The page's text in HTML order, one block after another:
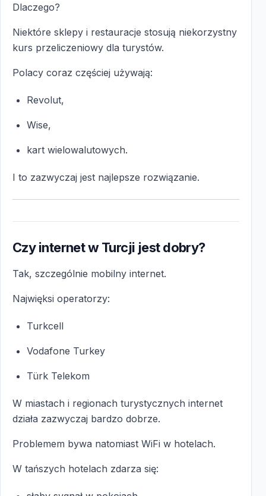
Dlaczego?
Niektóre sklepy i restauracje stosują niekorzystny
kurs przeliczeniowy dla turystów.
Polacy coraz częściej używają:
Revolut,
Wise,
kart wielowalutowych.
I to zazwyczaj jest najlepsze rozwiązanie.
Czy internet w Turcji jest dobry?
Tak, szczególnie mobilny internet.
Najwięksi operatorzy:
Turkcell
Vodafone Turkey
Türk Telekom
W miastach i regionach turystycznych internet
działa zazwyczaj bardzo dobrze.
Problemem bywa natomiast WiFi w hotelach.
W tańszych hotelach zdarza się: